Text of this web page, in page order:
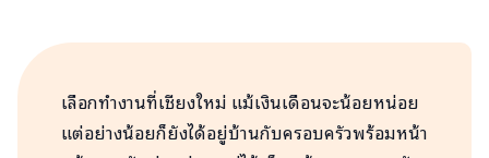
เลือกทำงานที่เชียงใหม่ แม้เงินเดือนจะน้อยหน่อย
แต่อย่างน้อยก็ยังได้อยู่บ้านกับครอบครัวพร้อมหน้า